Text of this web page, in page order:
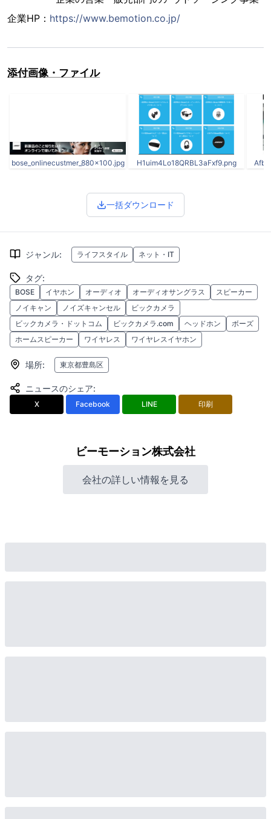
企業HP： https://www.bemotion.co.jp/
添付画像・ファイル
bose_onlinecustmer_880x100.jpg H1uim4Lo18QRBL3aFxf9.png
一括ダウンロード
ジャンル: ライフスタイル ネット・IT
タグ:
BOSE イヤホン オーディオ オーディオサングラス
スピーカー
ノイキャン
ノイズキャンセル
ビックカメラ
ビックカメラ・ドットコム
ビックカメラ.com ヘッドホン
ボーズ
ホームスピーカー
ワイヤレス ワイヤレスイヤホン
場所: 東京都豊島区
ニュースのシェア:
X Facebook LINE 印刷
ビーモーション株式会社
会社の詳しい情報を見る